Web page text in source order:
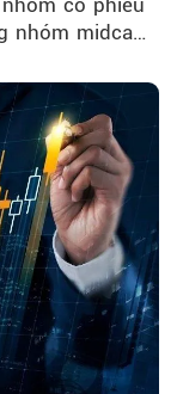
nhóm midcap